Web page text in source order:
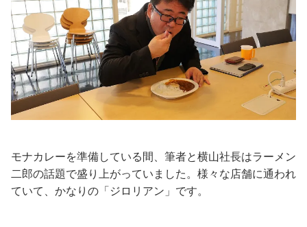
モナカレーを準備している間、筆者と横山社長はラーメン
二郎の話題で盛り上がっていました。様々な店舗に通われ
ていて、かなりの「ジロリアン」です。